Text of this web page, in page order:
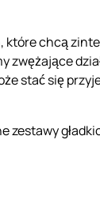
chcą
zwężające
stać się
zestawy